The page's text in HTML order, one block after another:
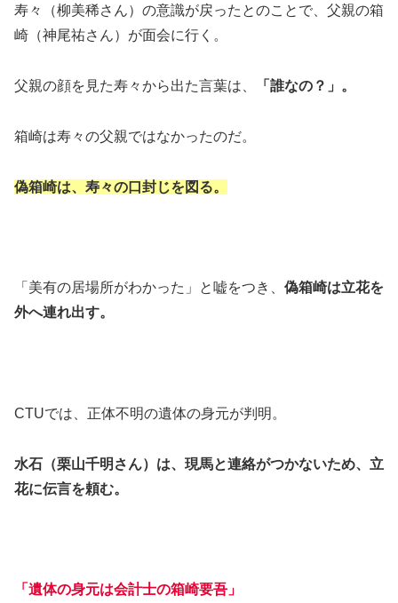
寿々（柳美稀さん）の意識が戻ったとのことで、父親の箱
崎（神尾祐さん）が面会に行く。
父親の顔を見た寿々から出た言葉は、 「誰なの？」。
箱崎は寿々の父親ではなかったのだ。
偽箱崎は、寿々の口封じを図る。
「美有の居場所がわかった」と嘘をつき、 偽箱崎は立花を
外へ連れ出す。
CTUでは、正体不明の遺体の身元が判明。
水石（栗山千明さん）は、現馬と連絡がつかないため、立
花に伝言を頼む。
「遺体の身元は会計士の箱崎要吾」